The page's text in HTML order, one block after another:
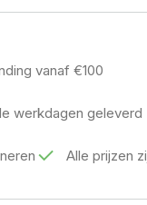
vanaf €100
werkdagen geleverd
Alle prijzen